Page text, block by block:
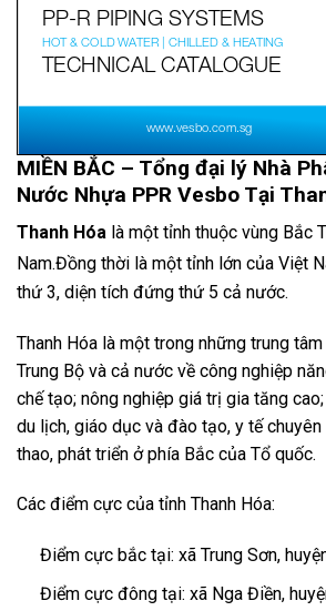
MIỀN BẮC – Tổng đại lý Nhà
Nước Nhựa PPR Vesbo Tại
Thanh Hóa là một tỉnh thuộc vùng Bắc
Nam.Đồng thời là một tỉnh lớn của Việt
thứ 3, diện tích đứng thứ 5 cả nước.
Thanh Hóa là một trong những trung
Trung Bộ và cả nước về công nghiệp
chế tạo; nông nghiệp giá trị gia tăng
du lịch, giáo dục và đào tạo, y tế chuyên
thao, phát triển ở phía Bắc của Tổ quốc.
Các điểm cực của tỉnh Thanh Hóa:
Điểm cực bắc tại: xã Trung Sơn,
Điểm cực đông tại: xã Nga Điền,